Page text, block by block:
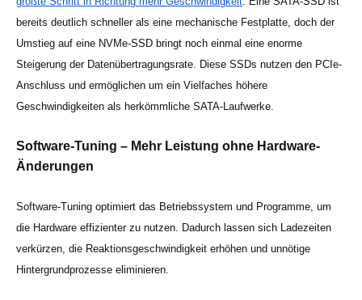
bereits deutlich schneller als eine mechanische Festplatte, doch der
Umstieg auf eine NVMe-SSD bringt noch einmal eine enorme
Steigerung der Datenübertragungsrate. Diese SSDs nutzen den PCIe-
Anschluss und ermöglichen um ein Vielfaches höhere
Geschwindigkeiten als herkömmliche SATA-Laufwerke.
Software-Tuning – Mehr Leistung ohne Hardware-
Änderungen
Software-Tuning optimiert das Betriebssystem und Programme, um
die Hardware effizienter zu nutzen. Dadurch lassen sich Ladezeiten
verkürzen, die Reaktionsgeschwindigkeit erhöhen und unnötige
Hintergrundprozesse eliminieren.